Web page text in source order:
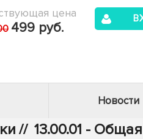
цена
499 руб.
Новости
// 13.00.01 -